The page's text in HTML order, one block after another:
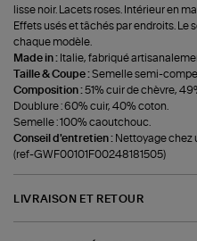
lisse noir. Lacets roses. Intérieur en
Effets usés et tâchés par endroits. Le
chaque modèle.
Made in : Italie, fabriqué
Taille & Coupe :Semelle semi-
Composition :51% cuir de chèvre,
Doublure : 60% cuir, 40% coton.
Semelle : 100% caoutchouc.
Conseil d'entretien : Nettoyage chez
(ref-GWF00101F00248181505)
LIVRAISON ET RETOUR